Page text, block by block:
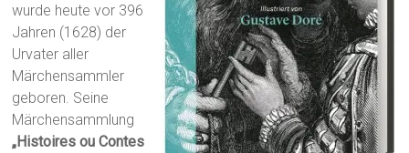
wurde heute vor 396
Jahren (1628) der
Urvater aller
Märchensammler
geboren. Seine
Märchensammlung
„Histoires ou Contes